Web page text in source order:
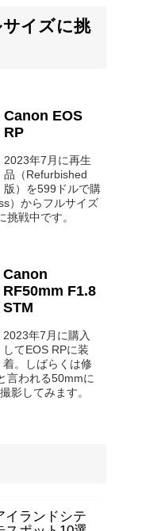
イズに挑
Canon EOS
RP
2023年7月に再生
品（Refurbished
版）を599ドルで購
）からフルサイズ
戦中です。
Canon
RF50mm F1.8
STM
2023年7月に購入
してEOS RPに装
着。しばらくは修
言われる50mmに
影してみます。
イランドシテ